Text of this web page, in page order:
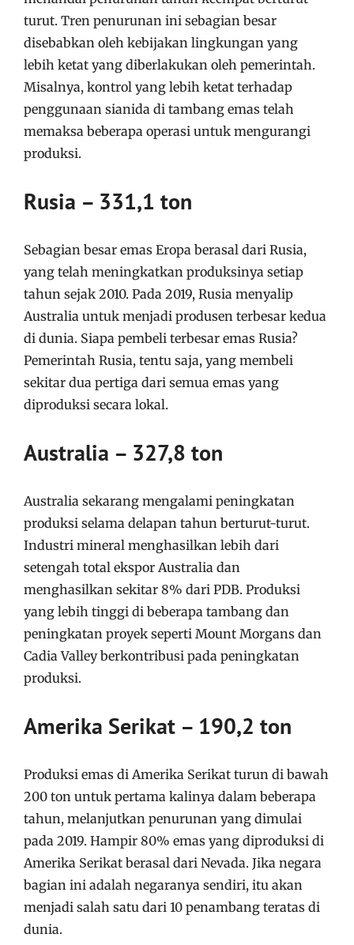
turut. Tren penurunan ini sebagian besar
disebabkan oleh kebijakan lingkungan yang
lebih ketat yang diberlakukan oleh pemerintah.
Misalnya, kontrol yang lebih ketat terhadap
penggunaan sianida di tambang emas telah
memaksa beberapa operasi untuk mengurangi
produksi.
Rusia – 331,1 ton
Sebagian besar emas Eropa berasal dari Rusia,
yang telah meningkatkan produksinya setiap
tahun sejak 2010. Pada 2019, Rusia menyalip
Australia untuk menjadi produsen terbesar kedua
di dunia. Siapa pembeli terbesar emas Rusia?
Pemerintah Rusia, tentu saja, yang membeli
sekitar dua pertiga dari semua emas yang
diproduksi secara lokal.
Australia – 327,8 ton
Australia sekarang mengalami peningkatan
produksi selama delapan tahun berturut-turut.
Industri mineral menghasilkan lebih dari
setengah total ekspor Australia dan
menghasilkan sekitar 8% dari PDB. Produksi
yang lebih tinggi di beberapa tambang dan
peningkatan proyek seperti Mount Morgans dan
Cadia Valley berkontribusi pada peningkatan
produksi.
Amerika Serikat – 190,2 ton
Produksi emas di Amerika Serikat turun di bawah
200 ton untuk pertama kalinya dalam beberapa
tahun, melanjutkan penurunan yang dimulai
pada 2019. Hampir 80% emas yang diproduksi di
Amerika Serikat berasal dari Nevada. Jika negara
bagian ini adalah negaranya sendiri, itu akan
menjadi salah satu dari 10 penambang teratas di
dunia.